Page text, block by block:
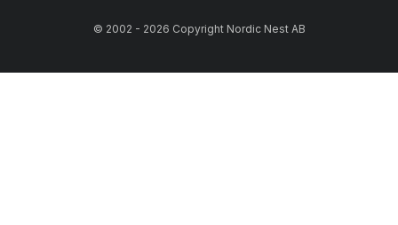
© 2002 - 2026 Copyright Nordic Nest AB